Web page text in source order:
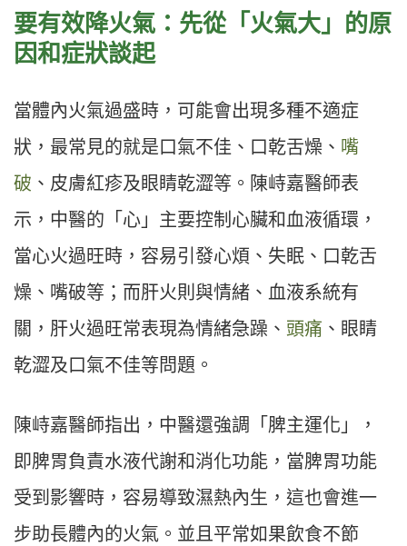
要有效降火氣：先從「火氣大」的原
因和症狀談起
當體內火氣過盛時，可能會出現多種不適症
狀，最常見的就是口氣不佳、口乾舌燥、 嘴
破 、皮膚紅疹及眼睛乾澀等。陳峙嘉醫師表
示，中醫的「心」主要控制心臟和血液循環，
當心火過旺時，容易引發心煩、失眠、口乾舌
燥、嘴破等；而肝火則與情緒、血液系統有
關，肝火過旺常表現為情緒急躁、 頭痛 、眼睛
乾澀及口氣不佳等問題。
陳峙嘉醫師指出，中醫還強調「脾主運化」，
即脾胃負責水液代謝和消化功能，當脾胃功能
受到影響時，容易導致濕熱內生，這也會進一
步助長體內的火氣。並且平常如果飲食不節